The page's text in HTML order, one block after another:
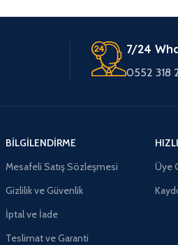
7/24
0552 318
BILGILENDIRME
Mesafeli Satış Sözleşmesi
Gizlilik ve Güvenlik
İptal ve İade
Teslimat ve Garanti
Üye